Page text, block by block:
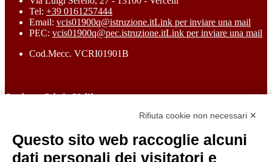
Tel: +39 0161257444
Email: vcis01900q@istruzione.itLink per inviare una mail
PEC: vcis01900q@pec.istruzione.itLink per inviare una mail
Cod.Mecc. VCRI01901B
Sezione Link Utili
Informativa Privacy
Ufficio Relazioni con il Pubblico
Rifiuta cookie non necessari ✕
Questo sito web raccoglie alcuni
dati personali dei visitatori e